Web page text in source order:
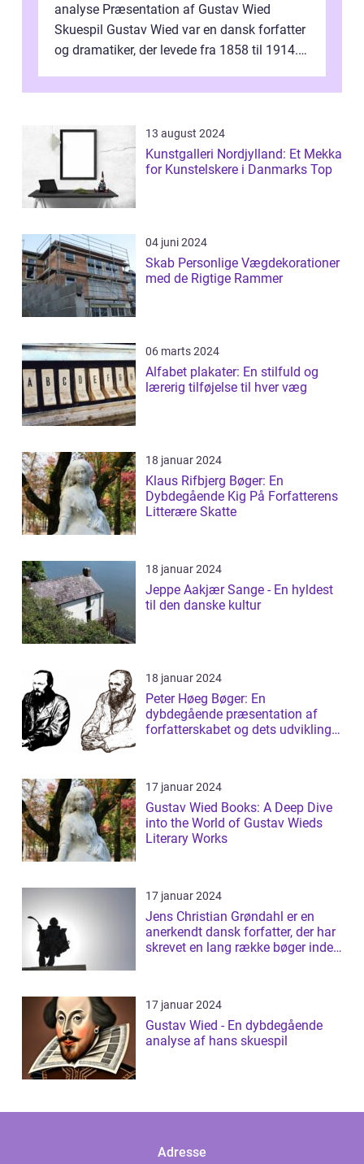
analyse Præsentation af Gustav Wied
Skuespil Gustav Wied var en dansk forfatter
og dramatiker, der levede fra 1858 til 1914.
13 august 2024
Kunstgalleri Nordjylland: Et Mekka
for Kunstelskere i Danmarks Top
04 juni 2024
Skab Personlige Vægdekorationer
med de Rigtige Rammer
06 marts 2024
Alfabet plakater: En stilfuld og
lærerig tilføjelse til hver væg
18 januar 2024
Klaus Rifbjerg Bøger: En
Dybdegående Kig På Forfatterens
Litterære Skatte
18 januar 2024
Jeppe Aakjær Sange - En hyldest
til den danske kultur
18 januar 2024
Peter Høeg Bøger: En
dybdegående præsentation af
forfatterskabet og dets udvikling
17 januar 2024
Gustav Wied Books: A Deep Dive
into the World of Gustav Wieds
Literary Works
17 januar 2024
Jens Christian Grøndahl er en
anerkendt dansk forfatter, der har
skrevet en lang række bøger inden
17 januar 2024
Gustav Wied - En dybdegående
analyse af hans skuespil
Adresse